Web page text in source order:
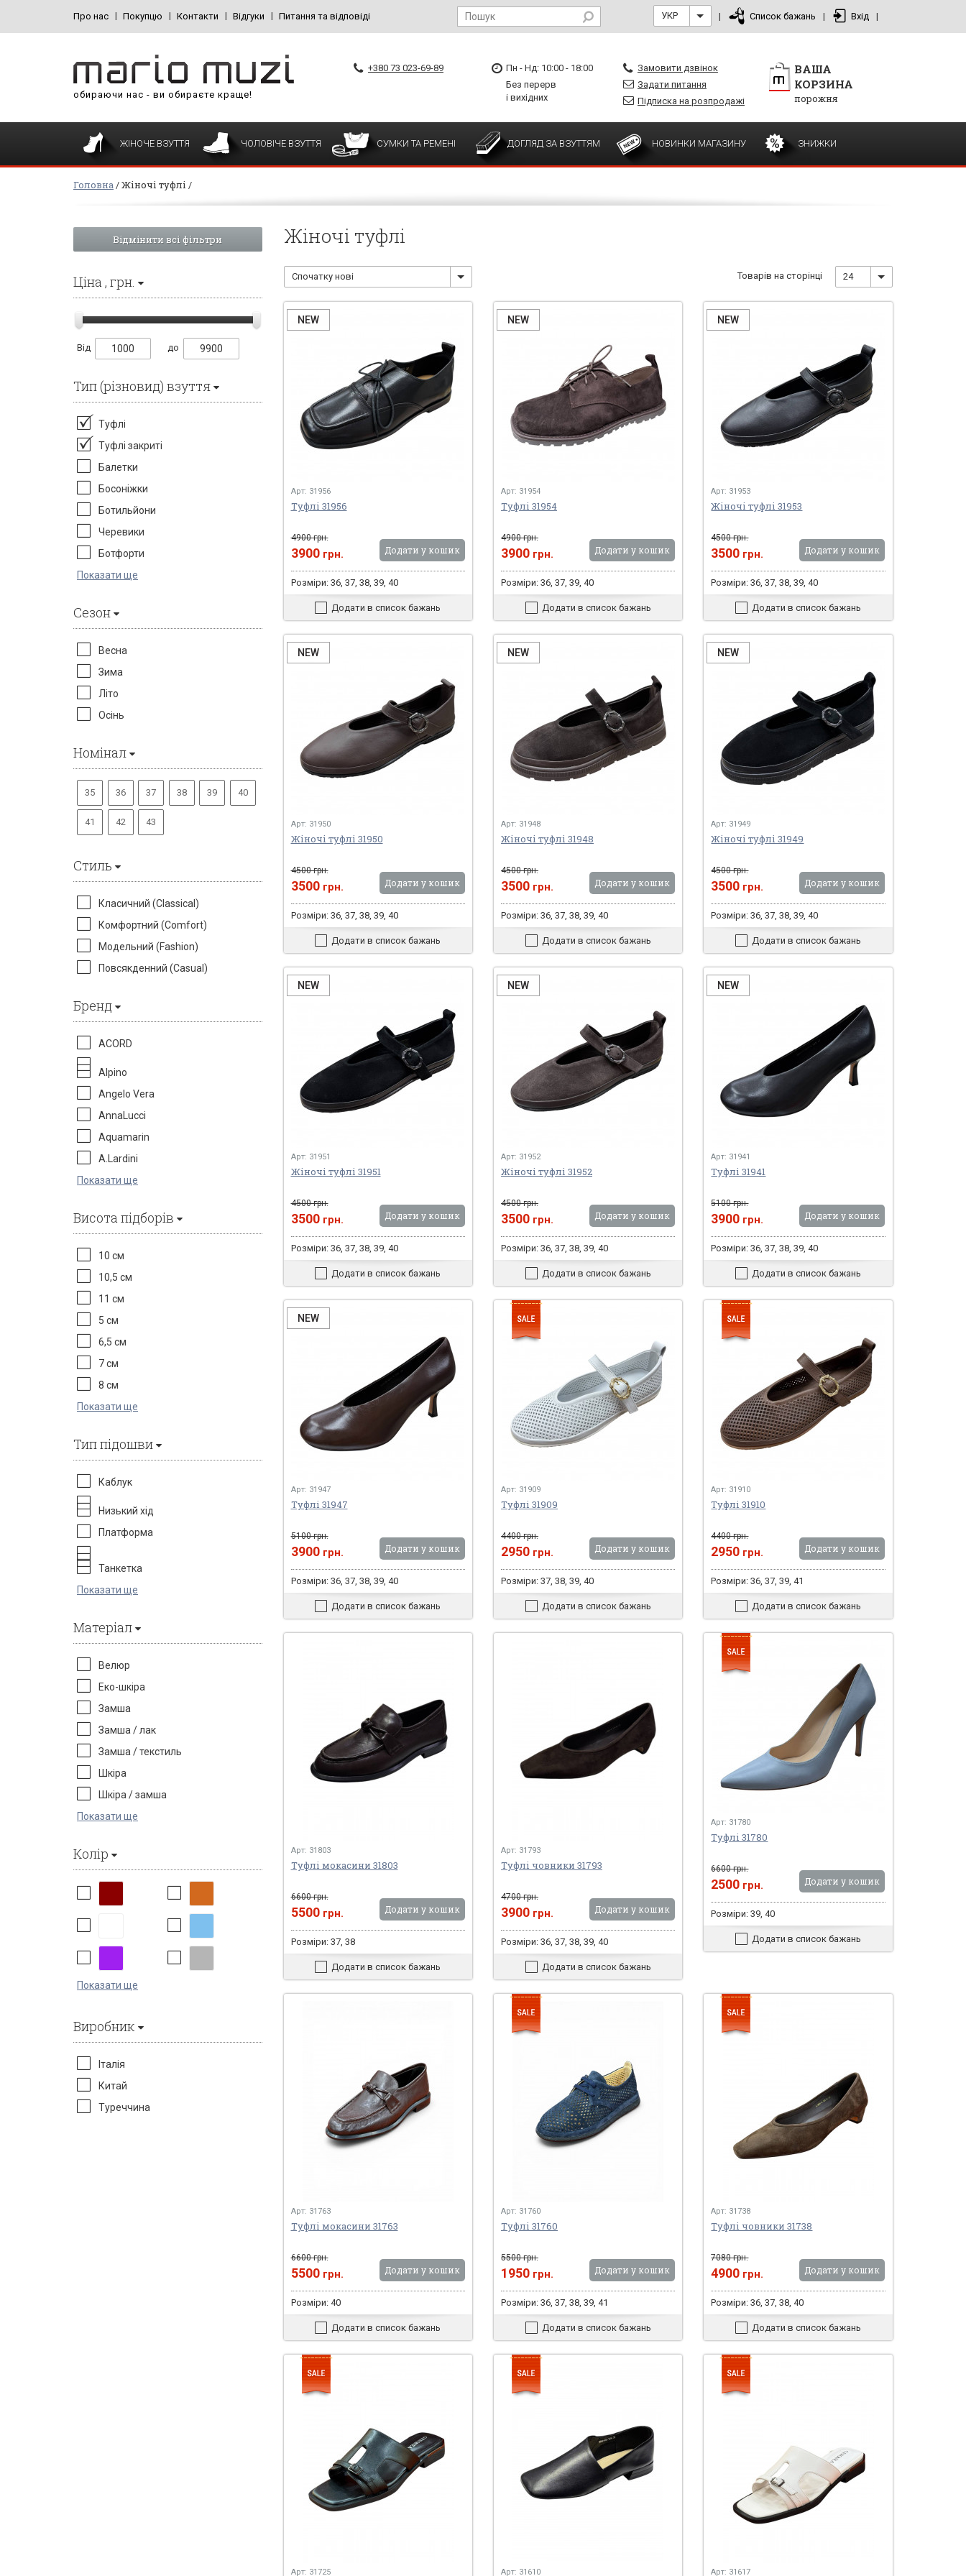
Про нас Покупцю Контакти Відгуки Питання та відповіді УКР | Список бажань | Вхід |
обираючи нас - ви обираєте краще!
+380 73 023-69-89
Пн - Нд: 10:00 - 18:00
Без перерв
і вихідних
Замовити дзвінок
Задати питання
Підписка на розпродажі
ВАША
КОРЗИНА
порожня
ЖІНОЧЕ ВЗУТТЯ ЧОЛОВІЧЕ ВЗУТТЯ СУМКИ ТА РЕМЕНІ ДОГЛЯД ЗА ВЗУТТЯМ НОВИНКИ МАГАЗИНУ ЗНИЖКИ
Головна Жіночі туфлі
Вiдмiнити всі фільтри
Цiна, грн.
Від до
Тип (різновид) взуття
Туфлі
Туфлі закриті
Балетки
Босоніжки
Ботильйони
Черевики
Ботфорти
Показати ще
Сезон
Весна
Зима
Літо
Осінь
Номінал
35 36 37 38 39 40
41 42 43
Стиль
Класичний (Classical)
Комфортний (Comfort)
Модельний (Fashion)
Повсякденний (Casual)
Бренд
ACORD
Alpino
Angelo Vera
AnnaLucci
Aquamarin
A.Lardini
Показати ще
Висота підборів
10 см
10,5 см
11 см
5 см
6,5 см
7 см
8 см
Показати ще
Тип підошви
Каблук
Низький хід
Платформа
Танкетка
Показати ще
Матеріал
Велюр
Еко-шкіра
Замша
Замша / лак
Замша / текстиль
Шкіра
Шкіра / замша
Показати ще
Колір
Показати ще
Виробник
Італія
Китай
Туреччина
Жіночі туфлі
Спочатку нові Товарів на сторінці 24
NEW
Арт: 31956
Туфлі 31956
4900 грн.
3900 грн. Додати у кошик
Розміри: 36, 37, 38, 39, 40
Додати в список бажань
NEW
Арт: 31954
Туфлі 31954
4900 грн.
3900 грн. Додати у кошик
Розміри: 36, 37, 39, 40
Додати в список бажань
NEW
Арт: 31953
Жіночі туфлі 31953
4500 грн.
3500 грн. Додати у кошик
Розміри: 36, 37, 38, 39, 40
Додати в список бажань
NEW
Арт: 31950
Жіночі туфлі 31950
4500 грн.
3500 грн. Додати у кошик
Розміри: 36, 37, 38, 39, 40
Додати в список бажань
NEW
Арт: 31948
Жіночі туфлі 31948
4500 грн.
3500 грн. Додати у кошик
Розміри: 36, 37, 38, 39, 40
Додати в список бажань
NEW
Арт: 31949
Жіночі туфлі 31949
4500 грн.
3500 грн. Додати у кошик
Розміри: 36, 37, 38, 39, 40
Додати в список бажань
NEW
Арт: 31951
Жіночі туфлі 31951
4500 грн.
3500 грн. Додати у кошик
Розміри: 36, 37, 38, 39, 40
Додати в список бажань
NEW
Арт: 31952
Жіночі туфлі 31952
4500 грн.
3500 грн. Додати у кошик
Розміри: 36, 37, 38, 39, 40
Додати в список бажань
NEW
Арт: 31941
Туфлі 31941
5100 грн.
3900 грн. Додати у кошик
Розміри: 36, 37, 38, 39, 40
Додати в список бажань
NEW
Арт: 31947
Туфлі 31947
5100 грн.
3900 грн. Додати у кошик
Розміри: 36, 37, 38, 39, 40
Додати в список бажань
Арт: 31909
Туфлі 31909
4400 грн.
2950 грн. Додати у кошик
Розміри: 37, 38, 39, 40
Додати в список бажань
Арт: 31910
Туфлі 31910
4400 грн.
2950 грн. Додати у кошик
Розміри: 36, 37, 39, 41
Додати в список бажань
Арт: 31803
Туфлі мокасини 31803
6600 грн.
5500 грн. Додати у кошик
Розміри: 37, 38
Додати в список бажань
Арт: 31793
Туфлі човники 31793
4700 грн.
3900 грн. Додати у кошик
Розміри: 36, 37, 38, 39, 40
Додати в список бажань
Арт: 31780
Туфлі 31780
6600 грн.
2500 грн. Додати у кошик
Розміри: 39, 40
Додати в список бажань
Арт: 31763
Туфлі мокасини 31763
6600 грн.
5500 грн. Додати у кошик
Розміри: 40
Додати в список бажань
Арт: 31760
Туфлі 31760
5500 грн.
1950 грн. Додати у кошик
Розміри: 36, 37, 38, 39, 41
Додати в список бажань
Арт: 31738
Туфлі човники 31738
7080 грн.
4900 грн. Додати у кошик
Розміри: 36, 37, 38, 40
Додати в список бажань
Арт: 31725 Арт: 31610 Арт: 31617